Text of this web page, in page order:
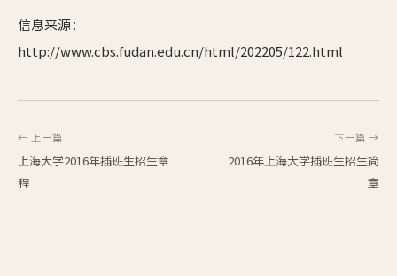
信息来源：
http://www.cbs.fudan.edu.cn/html/202205/122.html
← 上一篇
上海大学2016年插班生招生章
程
下一篇 →
2016年上海大学插班生招生简
章